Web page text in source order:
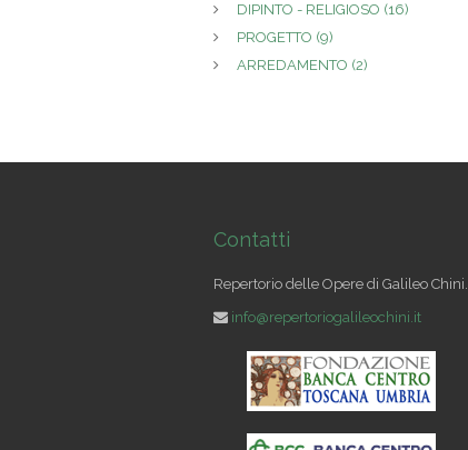
DIPINTO - RELIGIOSO (16)
PROGETTO (9)
ARREDAMENTO (2)
Contatti
Repertorio delle Opere di Galileo Chini.
info@repertoriogalileochini.it